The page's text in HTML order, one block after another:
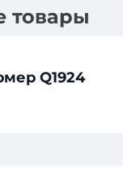
товары
Q1924